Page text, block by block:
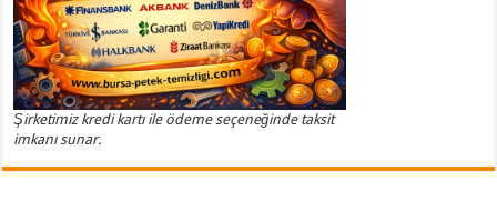
Şirketimiz kredi kartı ile ödeme seçeneğinde taksit
imkanı sunar.